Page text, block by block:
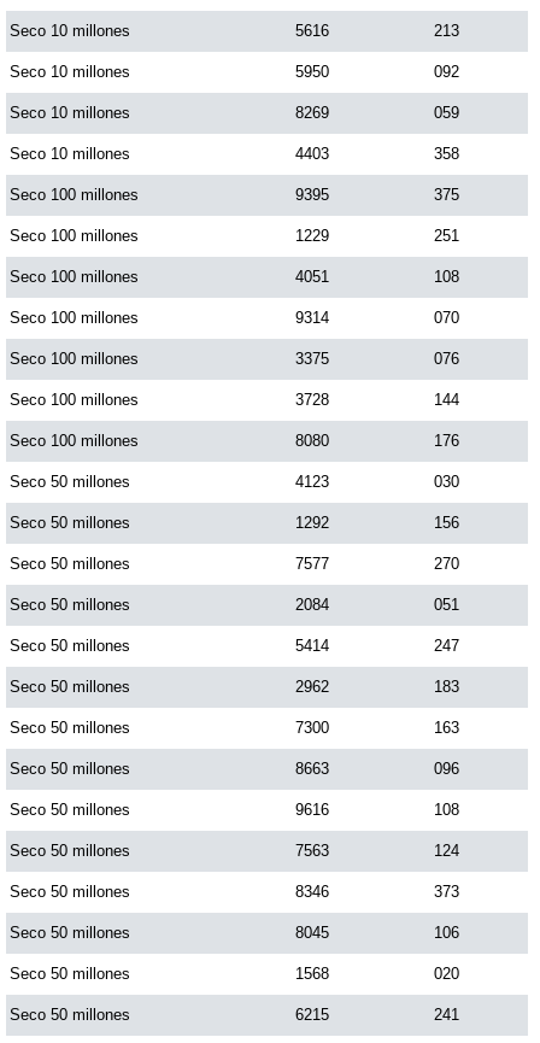
Seco 10 millones 5616 213
Seco 10 millones 5950 092
Seco 10 millones 8269 059
Seco 10 millones 4403 358
Seco 100 millones 9395 375
Seco 100 millones 1229 251
Seco 100 millones 4051 108
Seco 100 millones 9314 070
Seco 100 millones 3375 076
Seco 100 millones 3728 144
Seco 100 millones 8080 176
Seco 50 millones 4123 030
Seco 50 millones 1292 156
Seco 50 millones 7577 270
Seco 50 millones 2084 051
Seco 50 millones 5414 247
Seco 50 millones 2962 183
Seco 50 millones 7300 163
Seco 50 millones 8663 096
Seco 50 millones 9616 108
Seco 50 millones 7563 124
Seco 50 millones 8346 373
Seco 50 millones 8045 106
Seco 50 millones 1568 020
Seco 50 millones 6215 241